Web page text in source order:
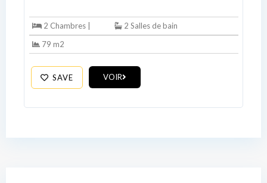
2 Chambres |
2 Salles de bain
79 m2
SAVE VOIR